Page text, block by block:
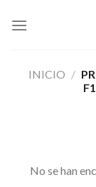
INICIO /
No se han